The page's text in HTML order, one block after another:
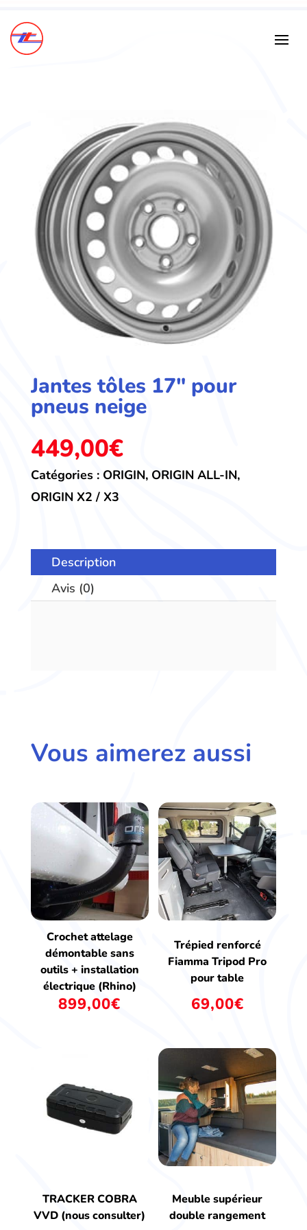
Jantes tôles 17″ pour
pneus neige
449,00€
Catégories : ORIGIN, ORIGIN ALL-IN,
ORIGIN X2 / X3
Description
Avis (0)
Vous aimerez aussi
Crochet attelage
démontable sans
outils + installation
électrique (Rhino)
899,00€
Trépied renforcé
Fiamma Tripod Pro
pour table
69,00€
TRACKER COBRA
VVD (nous consulter)
Meuble supérieur
double rangement